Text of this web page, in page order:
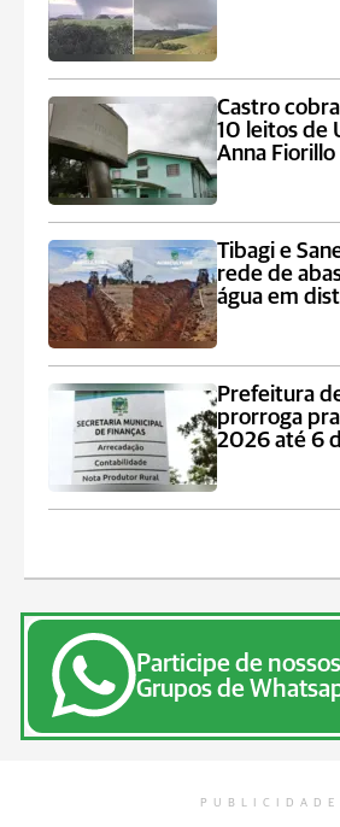
Castro
10 leitos de
Anna Fiorillo
Tibagi e
rede de
água em
Prefeitura
prorroga
2026 até 6
Participe de nossos
Grupos de
PUBLICIDADE